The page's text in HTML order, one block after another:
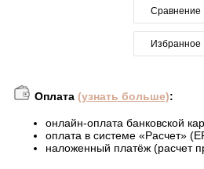
Сравнение
Избранное
Оплата (узнать больше):
онлайн-оплата банковской
оплата в системе «Расчет»
наложенный платёж (расчет